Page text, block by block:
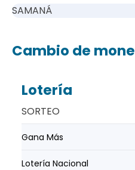
SAMANÁ
Cambio de
Lotería
SORTEO
Gana Más
Lotería Nacional